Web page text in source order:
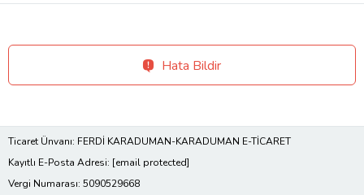
Hata Bildir
Ticaret Ünvanı: FERDİ KARADUMAN-KARADUMAN E-TİCARET
Kayıtlı E-Posta Adresi: [email protected]
Vergi Numarası: 5090529668